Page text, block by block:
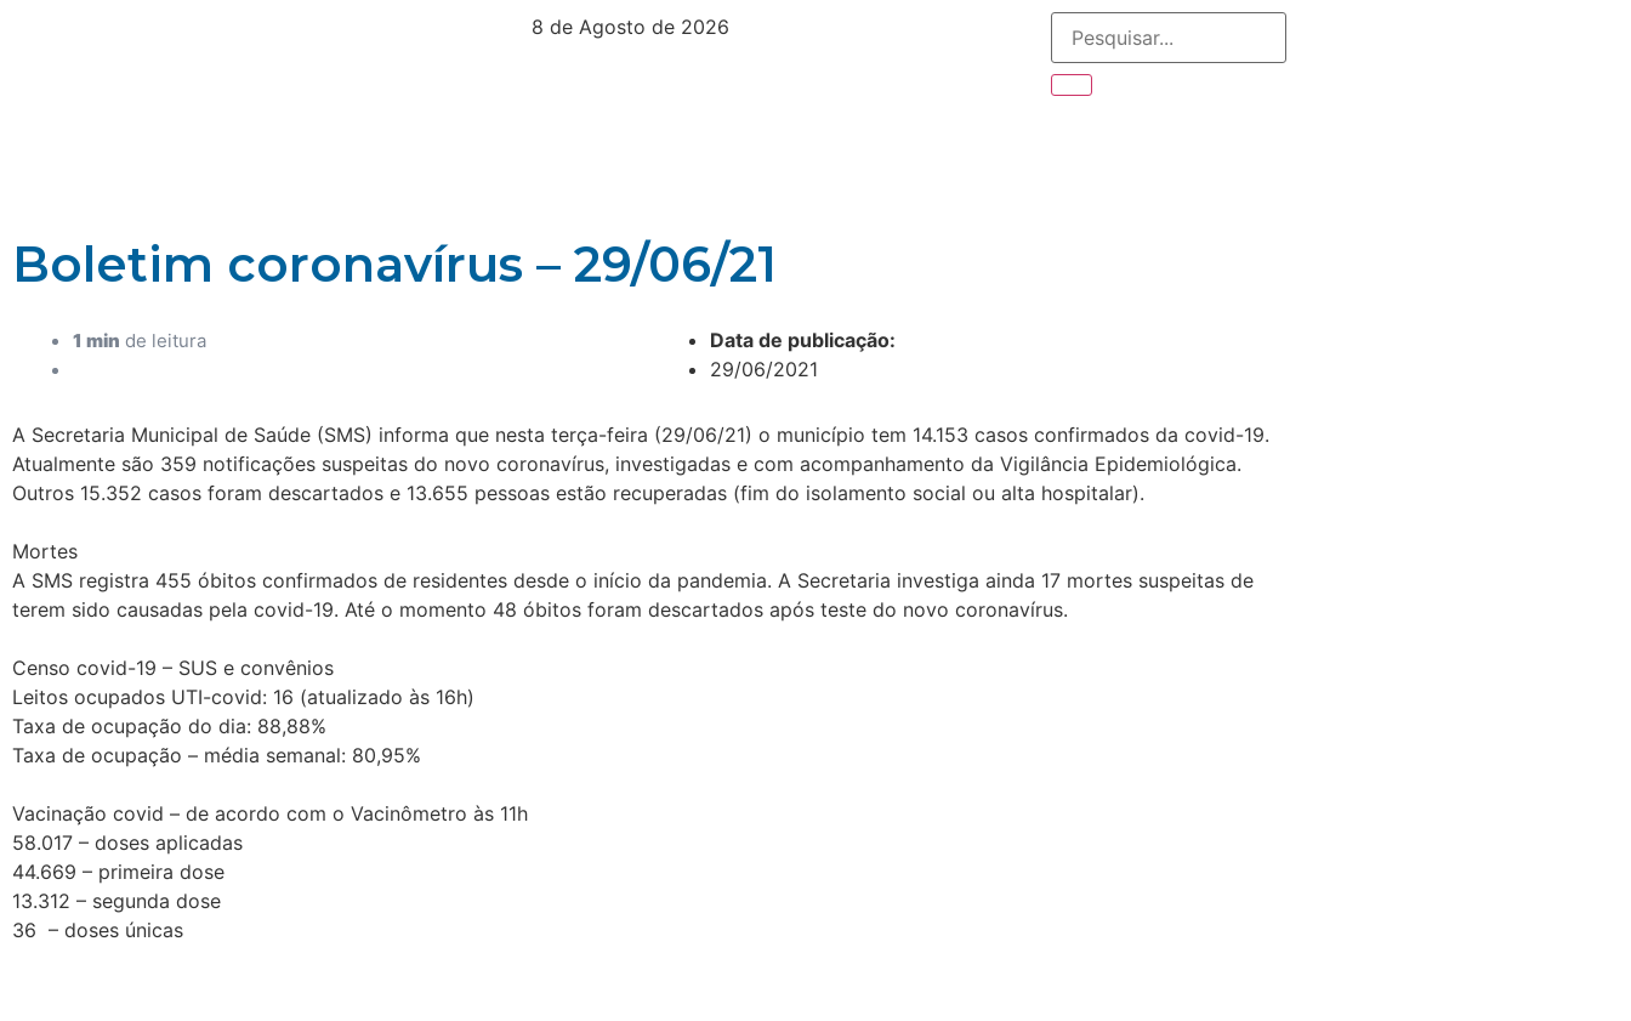
8 de Agosto de 2026
Boletim coronavírus – 29/06/21
1 min de leitura
Data de publicação:
29/06/2021
A Secretaria Municipal de Saúde (SMS) informa que nesta terça-feira (29/06/21) o município tem 14.153 casos confirmados da covid-19.
Atualmente são 359 notificações suspeitas do novo coronavírus, investigadas e com acompanhamento da Vigilância Epidemiológica.
Outros 15.352 casos foram descartados e 13.655 pessoas estão recuperadas (fim do isolamento social ou alta hospitalar).
Mortes
A SMS registra 455 óbitos confirmados de residentes desde o início da pandemia. A Secretaria investiga ainda 17 mortes suspeitas de
terem sido causadas pela covid-19. Até o momento 48 óbitos foram descartados após teste do novo coronavírus.
Censo covid-19 – SUS e convênios
Leitos ocupados UTI-covid: 16 (atualizado às 16h)
Taxa de ocupação do dia: 88,88%
Taxa de ocupação – média semanal: 80,95%
Vacinação covid – de acordo com o Vacinômetro às 11h
58.017 – doses aplicadas
44.669 – primeira dose
13.312 – segunda dose
36 – doses únicas